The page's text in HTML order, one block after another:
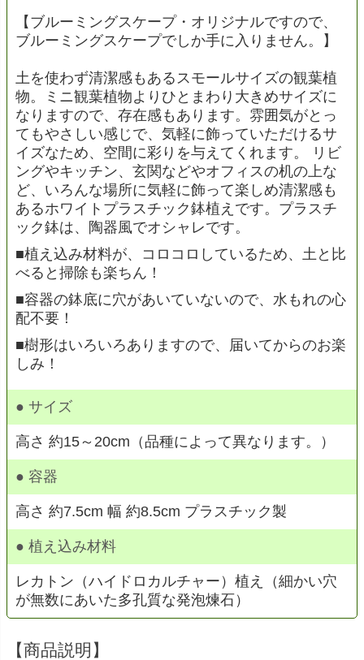
【ブルーミングスケープ・オリジナルですので、
ブルーミングスケープでしか手に入りません。】
土を使わず清潔感もあるスモールサイズの観葉植
物。ミニ観葉植物よりひとまわり大きめサイズに
なりますので、存在感もあります。雰囲気がとっ
てもやさしい感じで、気軽に飾っていただけるサ
イズなため、空間に彩りを与えてくれます。 リビ
ングやキッチン、玄関などやオフィスの机の上な
ど、いろんな場所に気軽に飾って楽しめ清潔感も
あるホワイトプラスチック鉢植えです。プラスチ
ック鉢は、陶器風でオシャレです。
■植え込み材料が、コロコロしているため、土と比
べると掃除も楽ちん！
■容器の鉢底に穴があいていないので、水もれの心
配不要！
■樹形はいろいろありますので、届いてからのお楽
しみ！
● サイズ
高さ 約15～20cm（品種によって異なります。）
● 容器
高さ 約7.5cm 幅 約8.5cm プラスチック製
● 植え込み材料
レカトン（ハイドロカルチャー）植え（細かい穴
が無数にあいた多孔質な発泡煉石）
【商品説明】